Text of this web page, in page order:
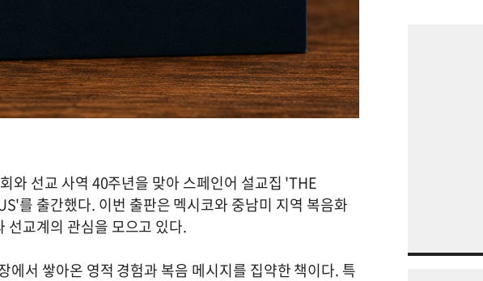
와 선교 사역 40주년을 맞아 스페인어 설교집 'THE
를 출간했다. 이번 출판은 멕시코와 중남미 지역 복음화
선교계의 관심을 모으고 있다.
서 쌓아온 영적 경험과 복음 메시지를 집약한 책이다. 특